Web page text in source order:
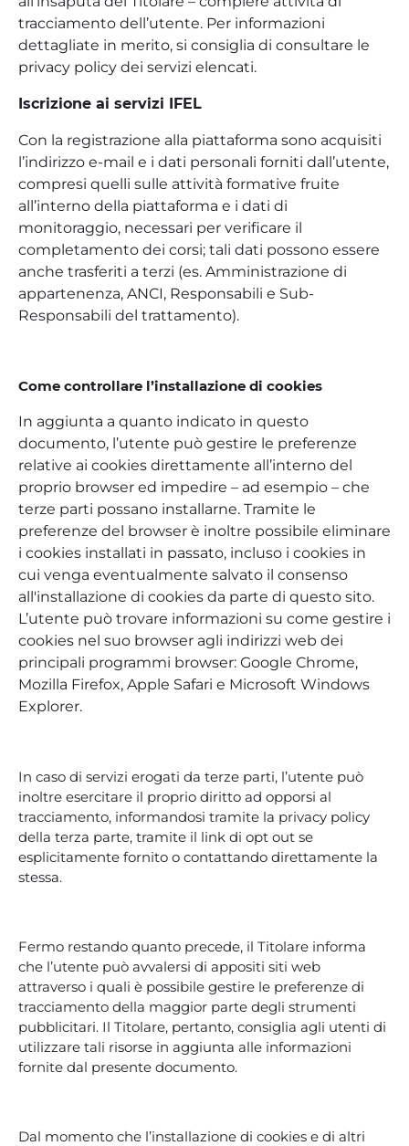
tracciamento dell’utente. Per informazioni
dettagliate in merito, si consiglia di consultare le
privacy policy dei servizi elencati.
Iscrizione ai servizi IFEL
Con la registrazione alla piattaforma sono acquisiti
l’indirizzo e-mail e i dati personali forniti dall’utente,
compresi quelli sulle attività formative fruite
all’interno della piattaforma e i dati di
monitoraggio, necessari per verificare il
completamento dei corsi; tali dati possono essere
anche trasferiti a terzi (es. Amministrazione di
appartenenza, ANCI, Responsabili e Sub-
Responsabili del trattamento).
Come controllare l’installazione di cookies
In aggiunta a quanto indicato in questo
documento, l’utente può gestire le preferenze
relative ai cookies direttamente all’interno del
proprio browser ed impedire – ad esempio – che
terze parti possano installarne. Tramite le
preferenze del browser è inoltre possibile eliminare
i cookies installati in passato, incluso i cookies in
cui venga eventualmente salvato il consenso
all'installazione di cookies da parte di questo sito.
L’utente può trovare informazioni su come gestire i
cookies nel suo browser agli indirizzi web dei
principali programmi browser: Google Chrome,
Mozilla Firefox, Apple Safari e Microsoft Windows
Explorer.
In caso di servizi erogati da terze parti, l’utente può
inoltre esercitare il proprio diritto ad opporsi al
tracciamento, informandosi tramite la privacy policy
della terza parte, tramite il link di opt out se
esplicitamente fornito o contattando direttamente la
stessa.
Fermo restando quanto precede, il Titolare informa
che l’utente può avvalersi di appositi siti web
attraverso i quali è possibile gestire le preferenze di
tracciamento della maggior parte degli strumenti
pubblicitari. Il Titolare, pertanto, consiglia agli utenti di
utilizzare tali risorse in aggiunta alle informazioni
fornite dal presente documento.
Dal momento che l’installazione di cookies e di altri